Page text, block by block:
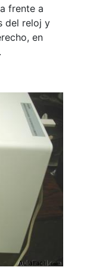
frente a
del reloj y
en